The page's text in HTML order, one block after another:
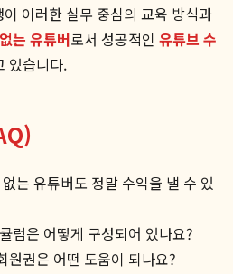
이러한 실무 중심의 교육 방식과
는 유튜버로서 성공적인 유튜브 수
있습니다.
는 유튜버도 정말 수익을 낼 수 있
럼은 어떻게 구성되어 있나요?
권은 어떤 도움이 되나요?